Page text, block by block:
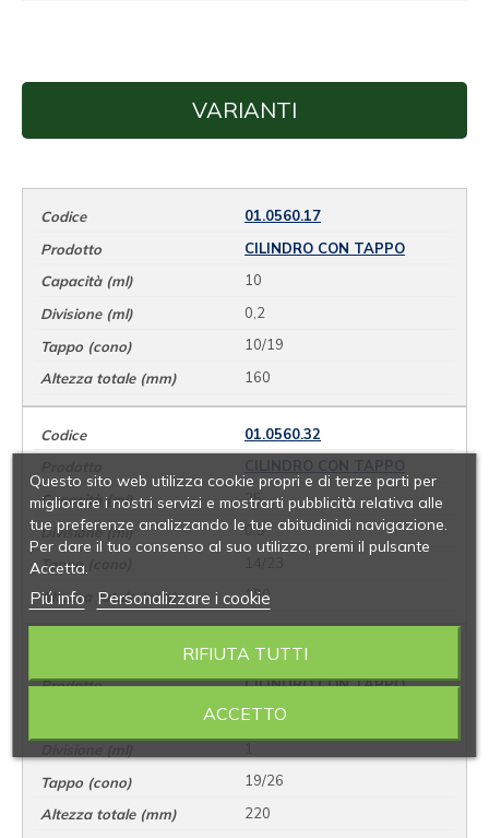
VARIANTI
01.0560.17
CILINDRO CON TAPPO
10
0,2
10/19
160
01.0560.32
CILINDRO CON TAPPO
25
0,5
190
01.0560.45
CILINDRO CON TAPPO
50
19/26
220
Questo sito web utilizza cookie propri e di terze parti per
migliorare i nostri servizi e mostrarti pubblicità relativa alle
tue preferenze analizzando le tue abitudinidi navigazione.
Per dare il tuo consenso al suo utilizzo, premi il pulsante
Accetta.
Piú info Personalizzare i cookie
RIFIUTA TUTTI
ACCETTO